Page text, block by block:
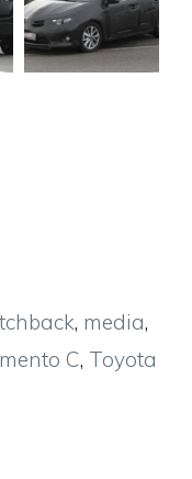
, media,
C, Toyota